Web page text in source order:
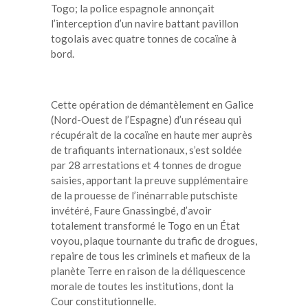
Togo; la police espagnole annonçait
l’interception d’un navire battant pavillon
togolais avec quatre tonnes de cocaïne à
bord.
Cette opération de démantèlement en Galice
(Nord-Ouest de l’Espagne) d’un réseau qui
récupérait de la cocaïne en haute mer auprès
de trafiquants internationaux, s’est soldée
par 28 arrestations et 4 tonnes de drogue
saisies, apportant la preuve supplémentaire
de la prouesse de l’inénarrable putschiste
invétéré, Faure Gnassingbé, d’avoir
totalement transformé le Togo en un État
voyou, plaque tournante du trafic de drogues,
repaire de tous les criminels et mafieux de la
planète Terre en raison de la déliquescence
morale de toutes les institutions, dont la
Cour constitutionnelle.